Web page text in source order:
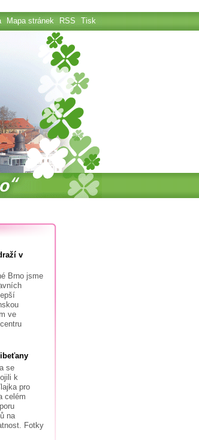
v
Brno jsme
ve
se
k
pro
celém
na
Fotky
Mapa stránek RSS Tisk